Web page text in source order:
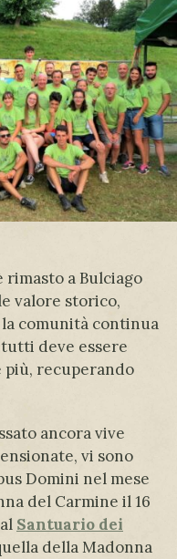
rimasto a Bulciago
valore storico,
comunità continua
deve essere
più, recuperando
ancora vive
vi sono
Domini nel mese
del Carmine il 16
Santuario dei
della Madonna